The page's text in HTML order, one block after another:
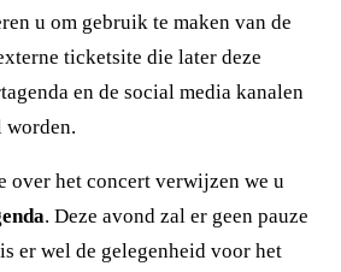
u om gebruik te maken van de
ticketsite die later deze
en de social media kanalen
worden.
over het concert verwijzen we u
. Deze avond zal er geen pauze
er wel de gelegenheid voor het